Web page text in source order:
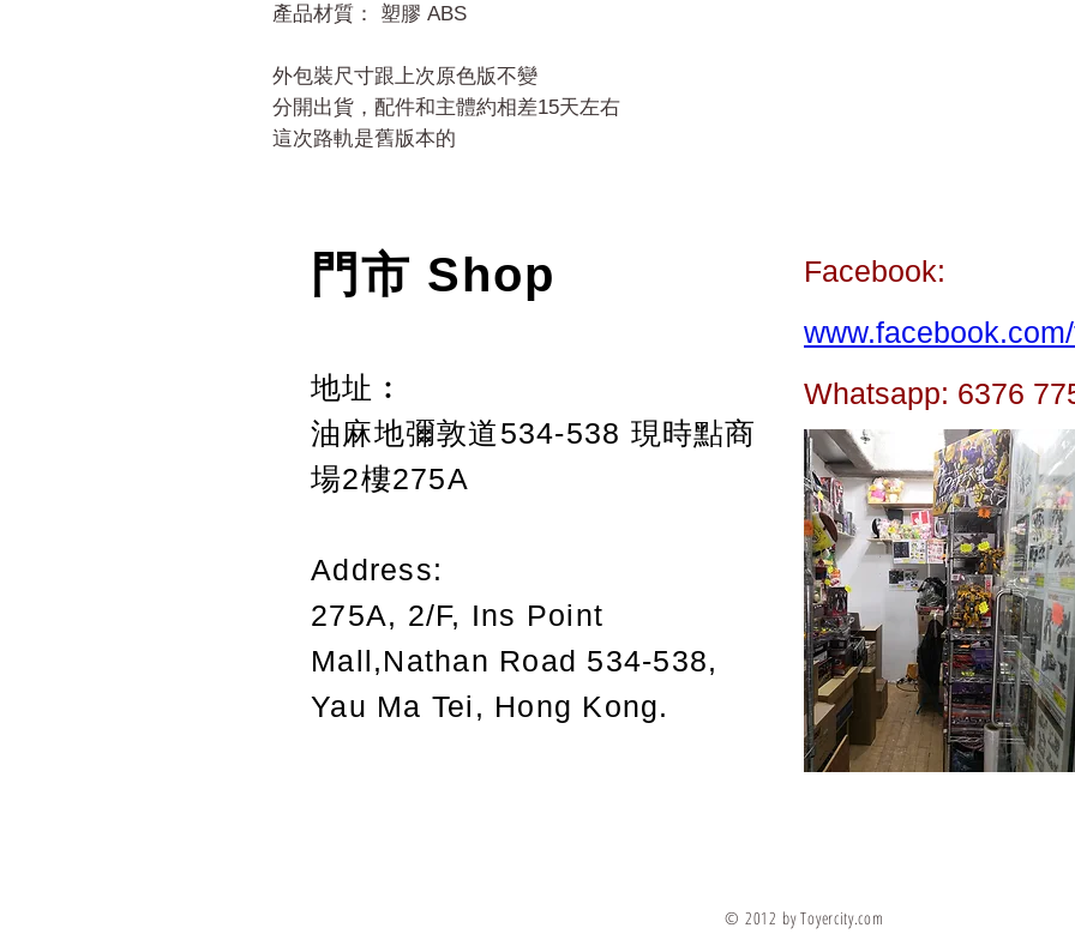
產品材質： 塑膠 ABS
外包裝尺寸跟上次原色版不變
分開出貨，配件和主體約相差15天左右
這次路軌是舊版本的
門市 Shop
地址︰
油麻地彌敦道534-538 現時點商
場2樓275A
Address:
275A, 2/F, Ins Point
Mall,Nathan Road 534-538,
Yau Ma Tei, Hong Kong.
Facebook:
Whatsapp: 6376
© 2012 by Toyercity.com